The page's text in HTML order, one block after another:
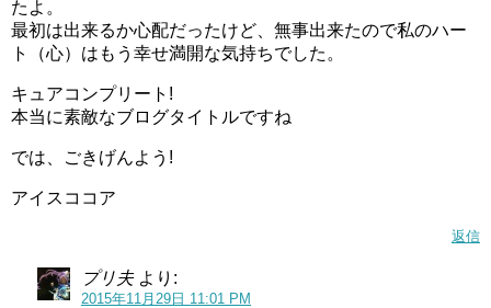
たよ。
最初は出来るか心配だったけど、無事出来たので私のハー
ト（心）はもう幸せ満開な気持ちでした。
キュアコンプリート!
本当に素敵なブログタイトルですね
では、ごきげんよう!
アイスココア
返信
プリ夫 より:
2015年11月29日 11:01 PM